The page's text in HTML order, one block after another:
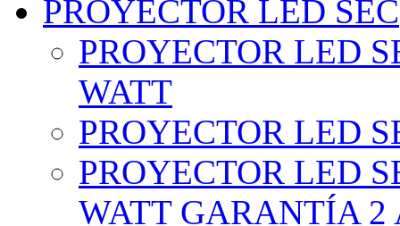
PROYECTOR LED SEC
PROYECTOR LED
WATT
PROYECTOR LED
PROYECTOR LED
WATT GARANTÍA 2